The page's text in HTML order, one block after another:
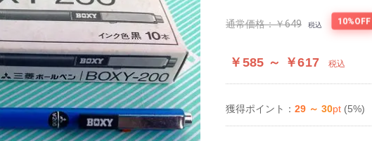
通常価格：￥649 税込 10%OFF
￥585 ～ ￥617 税込
獲得ポイント： 29 ～ 30pt (5%)